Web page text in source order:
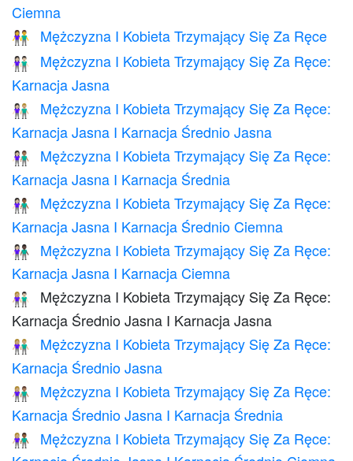
Ciemna
👫 Mężczyzna I Kobieta Trzymający Się Za Ręce
👫🏻
Mężczyzna I Kobieta Trzymający Się Za Ręce:
Karnacja Jasna
👩🏻‍🤝‍👨🏼
Mężczyzna I Kobieta Trzymający Się Za Ręce:
Karnacja Jasna I Karnacja Średnio Jasna
👩🏻‍🤝‍👨🏽
Mężczyzna I Kobieta Trzymający Się Za Ręce:
Karnacja Jasna I Karnacja Średnia
👩🏻‍🤝‍👨🏾
Mężczyzna I Kobieta Trzymający Się Za Ręce:
Karnacja Jasna I Karnacja Średnio Ciemna
👩🏻‍🤝‍👨🏿
Mężczyzna I Kobieta Trzymający Się Za Ręce:
Karnacja Jasna I Karnacja Ciemna
👩🏼‍🤝‍👨🏻
Mężczyzna I Kobieta Trzymający Się Za Ręce:
Karnacja Średnio Jasna I Karnacja Jasna
👫🏼
Mężczyzna I Kobieta Trzymający Się Za Ręce:
Karnacja Średnio Jasna
👩🏼‍🤝‍👨🏽
Mężczyzna I Kobieta Trzymający Się Za Ręce:
Karnacja Średnio Jasna I Karnacja Średnia
👩🏼‍🤝‍👨🏾
Mężczyzna I Kobieta Trzymający Się Za Ręce: